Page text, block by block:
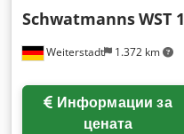
Weiterstadt 1.372 km
SchwatmannsWST 1
цената